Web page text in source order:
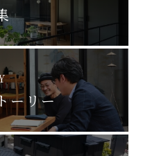
ーリー